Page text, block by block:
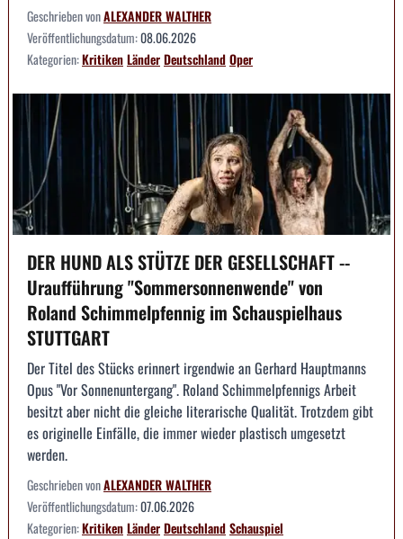
Geschrieben vonALEXANDER WALTHER
Veröffentlichungsdatum:08.06.2026
Kategorien:KritikenLänderDeutschlandOper
DER HUND ALS STÜTZE DER GESELLSCHAFT --
Uraufführung "Sommersonnenwende" von
Roland Schimmelpfennig im Schauspielhaus
STUTTGART
Der Titel des Stücks erinnert irgendwie an Gerhard Hauptmanns
Opus "Vor Sonnenuntergang". Roland Schimmelpfennigs Arbeit
besitzt aber nicht die gleiche literarische Qualität. Trotzdem gibt
es originelle Einfälle, die immer wieder plastisch umgesetzt
werden.
Geschrieben vonALEXANDER WALTHER
Veröffentlichungsdatum:07.06.2026
Kategorien:KritikenLänderDeutschlandSchauspiel